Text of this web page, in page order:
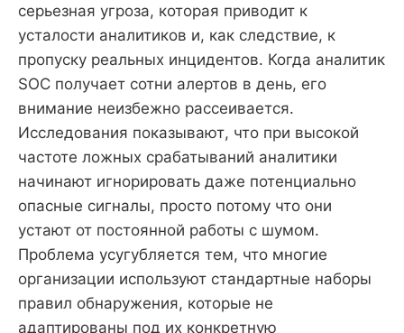
серьезная угроза, которая приводит к
усталости аналитиков и, как следствие, к
пропуску реальных инцидентов. Когда аналитик
SOC получает сотни алертов в день, его
внимание неизбежно рассеивается.
Исследования показывают, что при высокой
частоте ложных срабатываний аналитики
начинают игнорировать даже потенциально
опасные сигналы, просто потому что они
устают от постоянной работы с шумом.
Проблема усугубляется тем, что многие
организации используют стандартные наборы
правил обнаружения, которые не
адаптированы под их конкретную